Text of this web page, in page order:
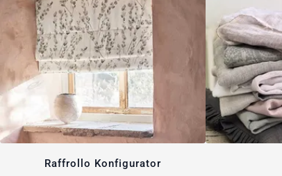
Raffrollo Konfigurator